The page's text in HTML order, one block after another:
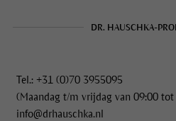
DR. HAUSCHKA-
Tel.: +31 (0)70 3955095
(Maandag t/m vrijdag van 09:00
info@drhauschka.nl